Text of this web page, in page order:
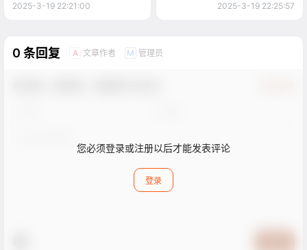
2025-3-19 22:21:00 2025-3-19 22:25:57
0 条回复 A 文章作者 M 管理员
您必须登录或注册以后才能发表评论
登录